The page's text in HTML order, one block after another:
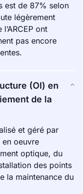
est de 87% selon
légèrement
ont
pas encore
(OI) en
de la
et géré par
en oeuvre
optique, du
des points
la maintenance du